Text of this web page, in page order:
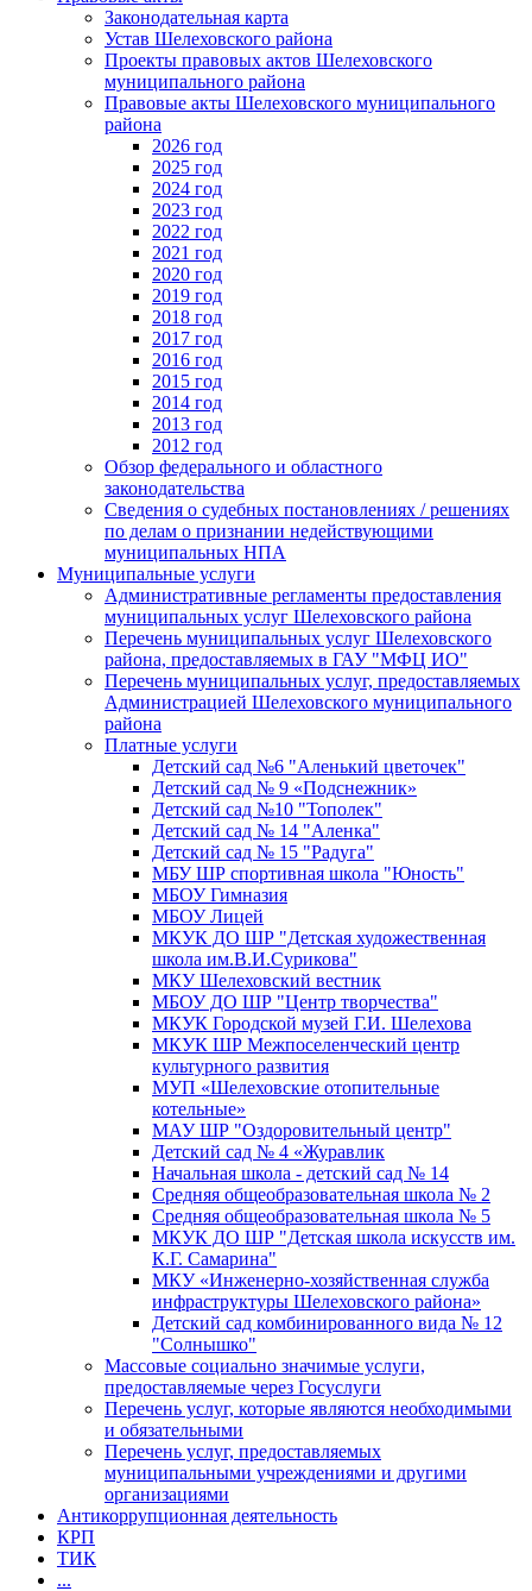
Законодательная карта
Устав Шелеховского района
Проекты правовых актов Шелеховского
муниципального района
Правовые акты Шелеховского муниципального
района
2026 год
2025 год
2024 год
2023 год
2022 год
2021 год
2020 год
2019 год
2018 год
2017 год
2016 год
2015 год
2014 год
2013 год
2012 год
Обзор федерального и областного
законодательства
Сведения о судебных постановлениях / решениях
по делам о признании недействующими
муниципальных НПА
Муниципальные услуги
Административные регламенты предоставления
муниципальных услуг Шелеховского района
Перечень муниципальных услуг Шелеховского
района, предоставляемых в ГАУ "МФЦ ИО"
Перечень муниципальных услуг, предоставляемых
Администрацией Шелеховского муниципального
района
Платные услуги
Детский сад №6 "Аленький цветочек"
Детский сад № 9 «Подснежник»
Детский сад №10 "Тополек"
Детский сад № 14 "Аленка"
Детский сад № 15 "Радуга"
МБУ ШР спортивная школа "Юность"
МБОУ Гимназия
МБОУ Лицей
МКУК ДО ШР "Детская художественная
школа им.В.И.Сурикова"
МКУ Шелеховский вестник
МБОУ ДО ШР "Центр творчества"
МКУК Городской музей Г.И. Шелехова
МКУК ШР Межпоселенческий центр
культурного развития
МУП «Шелеховские отопительные
котельные»
МАУ ШР "Оздоровительный центр"
Детский сад № 4 «Журавлик
Начальная школа - детский сад № 14
Средняя общеобразовательная школа № 2
Средняя общеобразовательная школа № 5
МКУК ДО ШР "Детская школа искусств им.
К.Г. Самарина"
МКУ «Инженерно-хозяйственная служба
инфраструктуры Шелеховского района»
Детский сад комбинированного вида № 12
"Солнышко"
Массовые социально значимые услуги,
предоставляемые через Госуслуги
Перечень услуг, которые являются необходимыми
и обязательными
Перечень услуг, предоставляемых
муниципальными учреждениями и другими
организациями
Антикоррупционная деятельность
КРП
ТИК
...